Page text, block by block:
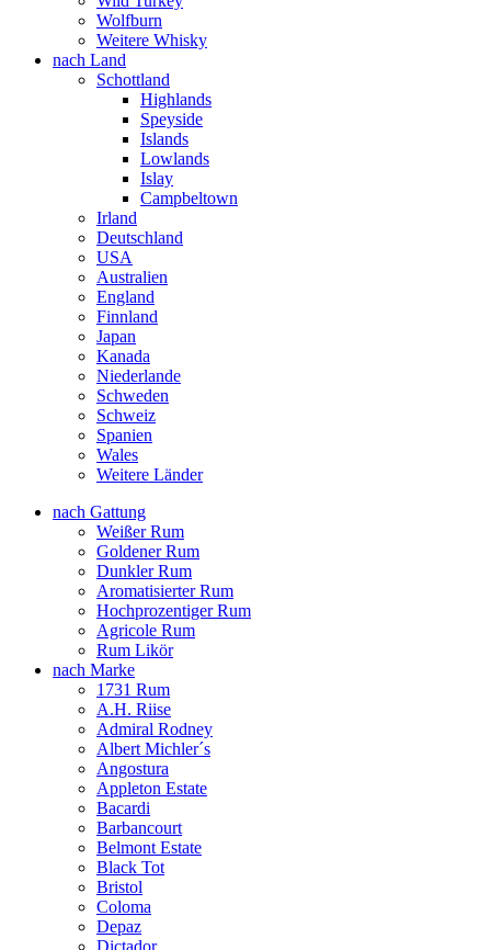
Wolfburn
Weitere Whisky
nach Land
Schottland
Highlands
Speyside
Islands
Lowlands
Islay
Campbeltown
Irland
Deutschland
USA
Australien
England
Finnland
Japan
Kanada
Niederlande
Schweden
Schweiz
Spanien
Wales
Weitere Länder
nach Gattung
Weißer Rum
Goldener Rum
Dunkler Rum
Aromatisierter Rum
Hochprozentiger Rum
Agricole Rum
Rum Likör
nach Marke
1731 Rum
A.H. Riise
Admiral Rodney
Albert Michler´s
Angostura
Appleton Estate
Bacardi
Barbancourt
Belmont Estate
Black Tot
Bristol
Coloma
Depaz
Dictador